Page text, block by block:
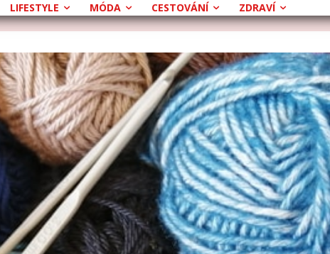
LIFESTYLE MÓDA CESTOVÁNÍ ZDRAVÍ